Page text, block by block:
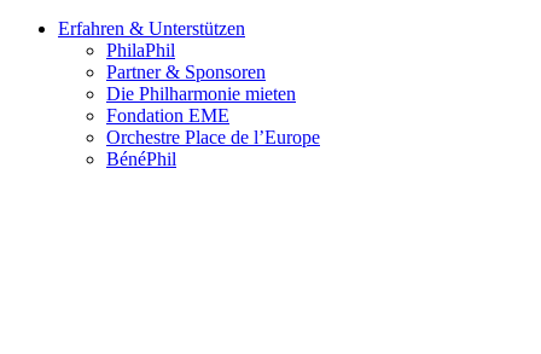
Erfahren & Unterstützen
PhilaPhil
Partner & Sponsoren
Die Philharmonie mieten
Fondation EME
Orchestre Place de l’Europe
BénéPhil